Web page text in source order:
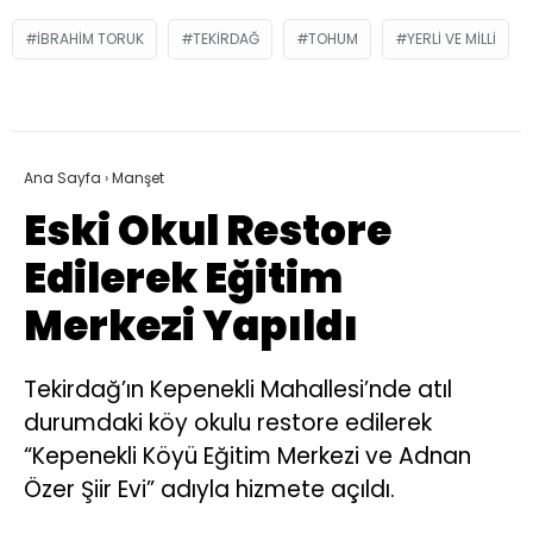
IBRAHIM TORUK TEKIRDAĞ TOHUM YERLI VE MILLI
Ana Sayfa ›Manşet
Eski Okul Restore
Edilerek Eğitim
Merkezi Yapıldı
Tekirdağ’ın Kepenekli Mahallesi’nde atıl
durumdaki köy okulu restore edilerek
“Kepenekli Köyü Eğitim Merkezi ve Adnan
Özer Şiir Evi” adıyla hizmete açıldı.